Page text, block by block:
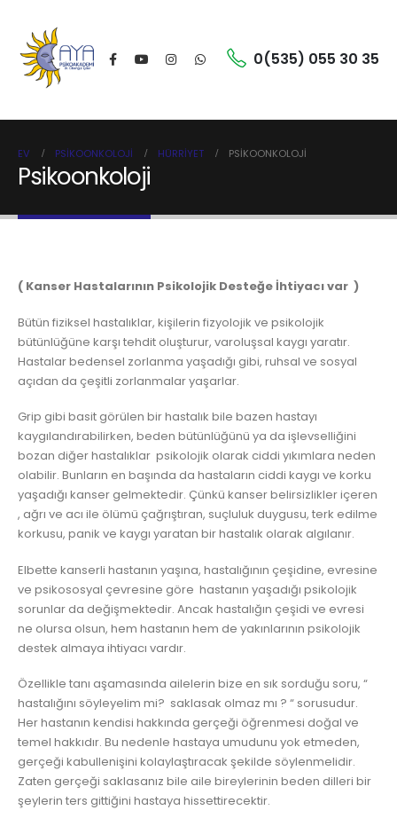
0(535) 055 30 35
EV PSIKOONKOLOJI HÜRRIYET PSIKOONKOLOJI
Psikoonkoloji
( Kanser Hastalarının Psikolojik Desteğe İhtiyacı var )
Bütün fiziksel hastalıklar, kişilerin fizyolojik ve psikolojik
bütünlüğüne karşı tehdit oluşturur, varoluşsal kaygı yaratır.
Hastalar bedensel zorlanma yaşadığı gibi, ruhsal ve sosyal
açıdan da çeşitli zorlanmalar yaşarlar.
Grip gibi basit görülen bir hastalık bile bazen hastayı
kaygılandırabilirken, beden bütünlüğünü ya da işlevselliğini
bozan diğer hastalıklar psikolojik olarak ciddi yıkımlara neden
olabilir. Bunların en başında da hastaların ciddi kaygı ve korku
yaşadığı kanser gelmektedir. Çünkü kanser belirsizlikler içeren
, ağrı ve acı ile ölümü çağrıştıran, suçluluk duygusu, terk edilme
korkusu, panik ve kaygı yaratan bir hastalık olarak algılanır.
Elbette kanserli hastanın yaşına, hastalığının çeşidine, evresine
ve psikososyal çevresine göre hastanın yaşadığı psikolojik
sorunlar da değişmektedir. Ancak hastalığın çeşidi ve evresi
ne olursa olsun, hem hastanın hem de yakınlarının psikolojik
destek almaya ihtiyacı vardır.
Özellikle tanı aşamasında ailelerin bize en sık sorduğu soru, “
hastalığını söyleyelim mi? saklasak olmaz mı ? “ sorusudur.
Her hastanın kendisi hakkında gerçeği öğrenmesi doğal ve
temel hakkıdır. Bu nedenle hastaya umudunu yok etmeden,
gerçeği kabullenişini kolaylaştıracak şekilde söylenmelidir.
Zaten gerçeği saklasanız bile aile bireylerinin beden dilleri bir
şeylerin ters gittiğini hastaya hissettirecektir.